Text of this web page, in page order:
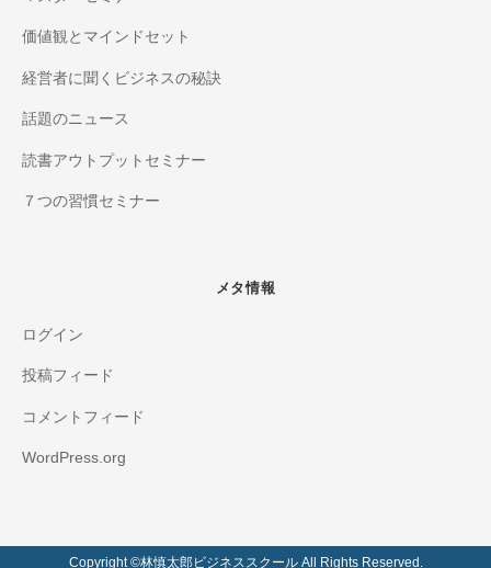
価値観とマインドセット
経営者に聞くビジネスの秘訣
話題のニュース
読書アウトプットセミナー
７つの習慣セミナー
メタ情報
ログイン
投稿フィード
コメントフィード
WordPress.org
Copyright ©️林慎太郎ビジネススクール All Rights Reserved.